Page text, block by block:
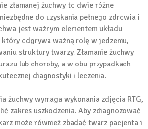
złamanej żuchwy to dwie różne
do uzyskania pełnego zdrowia i
jest ważnym elementem układu
odgrywa ważną rolę w jedzeniu,
struktury twarzy. Złamanie żuchwy
lub choroby, a w obu przypadkach
diagnostyki i leczenia.
żuchwy wymaga wykonania zdjęcia RTG,
zakres uszkodzenia. Aby zdiagnozować
może również zbadać twarz pacjenta i